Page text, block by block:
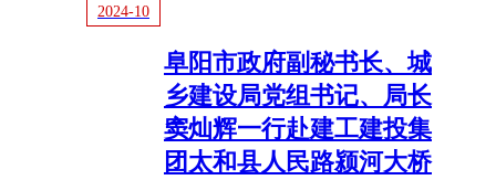
2024-10
阜阳市政府副秘书长、城
乡建设局党组书记、局长
窦灿辉一行赴建工建投集
团太和县人民路颍河大桥